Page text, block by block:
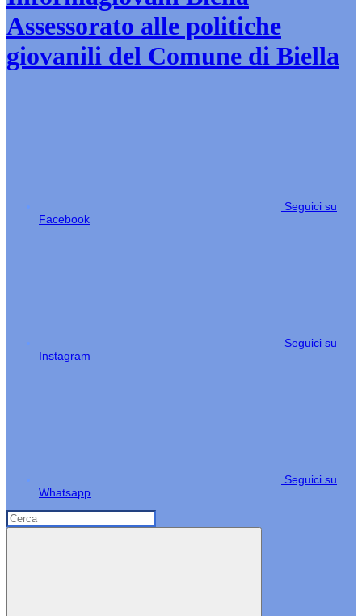
Assessorato alle politiche
giovanili del Comune di Biella
Seguici su
Facebook
Seguici su
Instagram
Seguici su
Whatsapp